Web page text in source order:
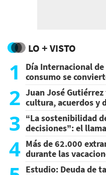
LO + VISTO
1
Día Internacional
consumo se
2 Juan José Gutiérrez
cultura, acuerdos y
3 “La sostenibilidad
decisiones”: el
4 Más de 62.000
durante las
Estudio: Deuda de